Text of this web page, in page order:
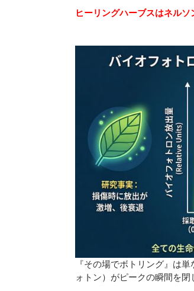
ヒーリングハーブスはネルソ
『その場でボトリング』は
ォトン）がピークの瞬間を閉